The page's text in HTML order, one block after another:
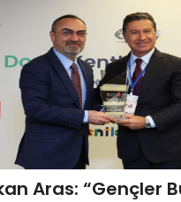
Aras: “Gençler